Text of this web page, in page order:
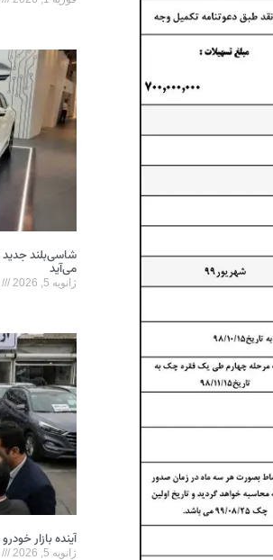
می‌آید
ژانویه 5, 2026
آینده بازار
ژانویه 5, 2026